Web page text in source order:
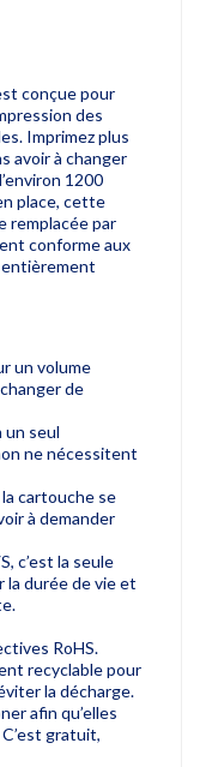
conçue pour
des
Imprimez plus
avoir à changer
1200
place, cette
remplacée par
conforme aux
entièrement
un volume
de
un seul
ne nécessitent
cartouche se
à demander
c’est la seule
la durée de vie et
RoHS.
recyclable pour
la décharge.
afin qu’elles
gratuit,